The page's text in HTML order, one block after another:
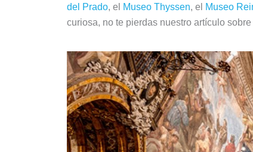
del Prado, el Museo Thyssen, el Museo
curiosa, no te pierdas nuestro artículo sobre